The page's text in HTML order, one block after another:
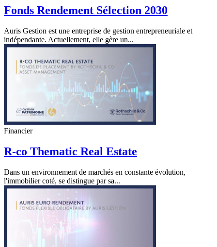
Fonds Rendement Sélection 2030
Auris Gestion est une entreprise de gestion entrepreneuriale et
indépendante. Actuellement, elle gère un...
Financier
R-co Thematic Real Estate
Dans un environnement de marchés en constante évolution,
l'immobilier coté, se distingue par sa...